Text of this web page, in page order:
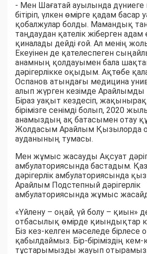
- Мен Шағатай ауылында дүниеге
бітіріп, үлкен өмірге қадам басар
қобалжулар болды. Мамандық
таңдаудан қателік жіберген адам
қиналады дейді ғой. Ал менің
Екеуінен де қателеспеген
анамның қолдауымен бала
дәрігерлікке оқыдым. Ақтөбе
Оспанов атындағы медицина
алып жүрген кезімде Арайлымды
Біраз уақыт кездесіп,
бірімізге сенімді болып, 2020
анамыздың ақ батасымен отау
Жолдасым Арайлым Қызылорда
ауданының тумасы.
Мен жұмыс жасауды Ақсуат
амбулаториясында бастадым.
дәрігерлік амбулаториясында
Арайлым Подстепный дәрігерлік
амбулаториясында жұмыс
«Үйлену – оңай, үй болу – қиын»
отбасылық өмірде қиындықтар
Біз кез-келген мәселеде
қабылдаймыз. Бір-біріміздің кем-
тұстарымызды жауып отырамыз.